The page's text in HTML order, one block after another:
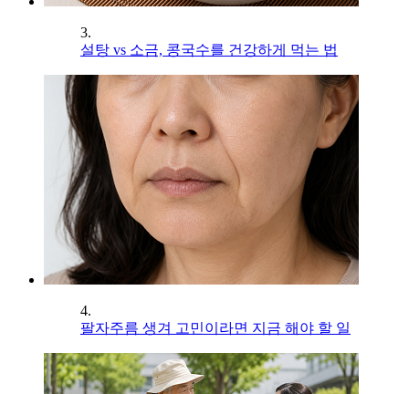
3.
설탕 vs 소금, 콩국수를 건강하게 먹는 법
4.
팔자주름 생겨 고민이라면 지금 해야 할 일